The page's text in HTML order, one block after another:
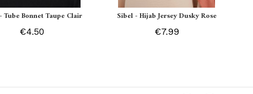
Tube Bonnet Taupe Clair
€4.50
Sibel - Hijab Jersey Dusky Rose
€7.99